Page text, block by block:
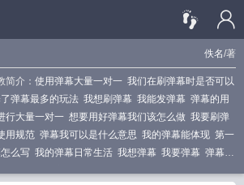
佚名/著
简介： 使用弹幕大量一对一 我们在刷弹幕时是否可以
弹幕最多的玩法 我想刷弹幕 我能发弹幕 弹幕的用
行大量一对一 想要用好弹幕我们该怎么做 我要刷弹
用规范 弹幕我可以是什么意思 我的弹幕能体现 第一
么写 我的弹幕日常生活 我想弹幕 我要弹幕 弹幕操